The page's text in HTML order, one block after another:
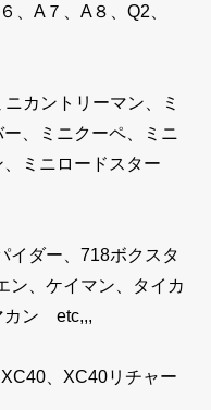
、A７、A８、Q2、
カントリーマン、ミ
、ミニクーペ、ミニ
、ミニロードスター
イダー、718ボクスタ
ン、ケイマン、タイカ
カン etc,,,
、XC40リチャー